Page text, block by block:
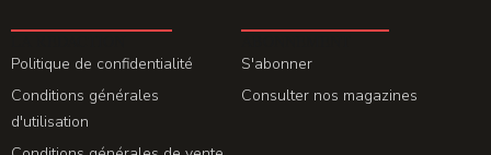
Politique de confidentialité
Conditions générales
d'utilisation
S'abonner
Consulter nos magazines